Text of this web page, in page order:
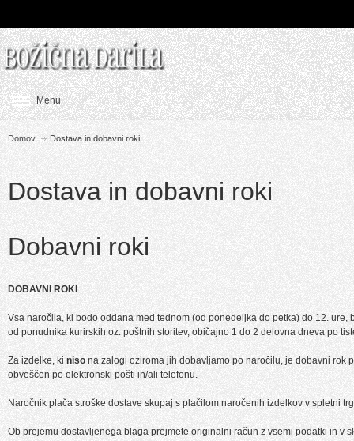
Menu
Domov Dostava in dobavni roki
Dostava in dobavni roki
Dobavni roki
DOBAVNI ROKI
Vsa naročila, ki bodo oddana med tednom (od ponedeljka do petka) do 12.
od ponudnika kurirskih oz. poštnih storitev, običajno 1 do 2 delovna dneva po
Za izdelke, ki nisona zalogi oziroma jih dobavljamo po naročilu, je dobavni rok
obveščen po elektronski pošti in/ali telefonu.
Naročnik plača stroške dostave skupaj s plačilom naročenih izdelkov v spletni
Ob prejemu dostavljenega blaga prejmete originalni račun z vsemi podatki in v